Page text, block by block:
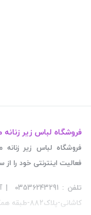
فروشگاه لباس زیر
فروشگاه لباس زیر
فعالیت اینترنتی خود را از سال 1402 آغاز
کاشانی-پلاک882-طبقه همکف